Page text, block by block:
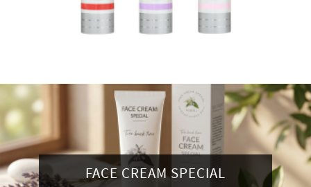
FACE CREAM SPECIAL